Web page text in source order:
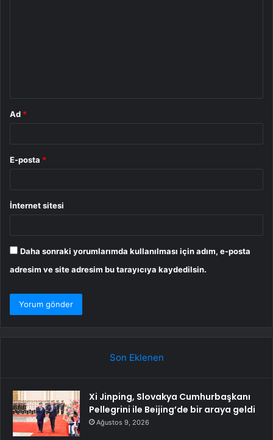
Ad *
E-posta *
İnternet sitesi
Daha sonraki yorumlarımda kullanılması için adım, e-posta
adresim ve site adresim bu tarayıcıya kaydedilsin.
Son Eklenen
Xi Jinping, Slovakya Cumhurbaşkanı
Pellegrini ile Beijing’de bir araya geldi
Ağustos 9, 2026